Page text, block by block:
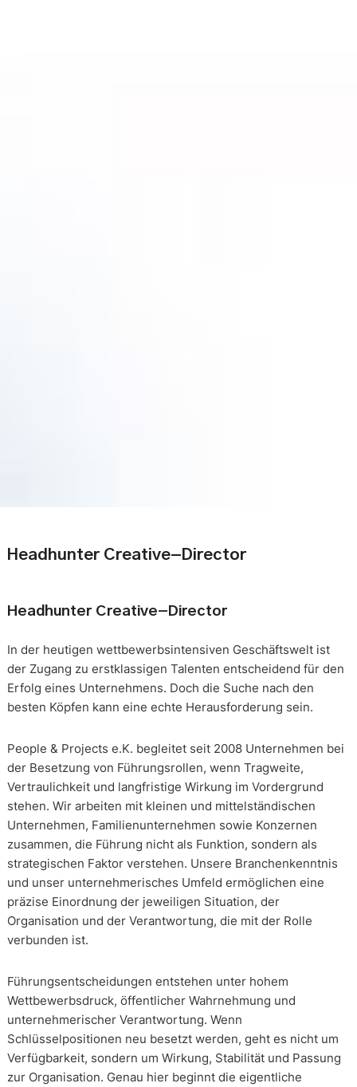
Headhunter Creative-Director
Headhunter Creative-Director
In der heutigen wettbewerbsintensiven Geschäftswelt ist
der Zugang zu erstklassigen Talenten entscheidend für den
Erfolg eines Unternehmens. Doch die Suche nach den
besten Köpfen kann eine echte Herausforderung sein.
People & Projects e.K. begleitet seit 2008 Unternehmen bei
der Besetzung von Führungsrollen, wenn Tragweite,
Vertraulichkeit und langfristige Wirkung im Vordergrund
stehen. Wir arbeiten mit kleinen und mittelständischen
Unternehmen, Familienunternehmen sowie Konzernen
zusammen, die Führung nicht als Funktion, sondern als
strategischen Faktor verstehen. Unsere Branchenkenntnis
und unser unternehmerisches Umfeld ermöglichen eine
präzise Einordnung der jeweiligen Situation, der
Organisation und der Verantwortung, die mit der Rolle
verbunden ist.
Führungsentscheidungen entstehen unter hohem
Wettbewerbsdruck, öffentlicher Wahrnehmung und
unternehmerischer Verantwortung. Wenn
Schlüsselpositionen neu besetzt werden, geht es nicht um
Verfügbarkeit, sondern um Wirkung, Stabilität und Passung
zur Organisation. Genau hier beginnt die eigentliche